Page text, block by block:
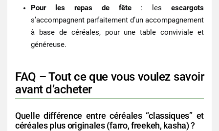
Pour les repas de fête : les
escargots
s’accompagnent parfaitement d’un accompagnement
à base de céréales, pour une table conviviale et
généreuse.
FAQ – Tout ce que vous voulez savoir
avant d’acheter
Quelle différence entre céréales “classiques” et
céréales plus originales (farro, freekeh, kasha) ?